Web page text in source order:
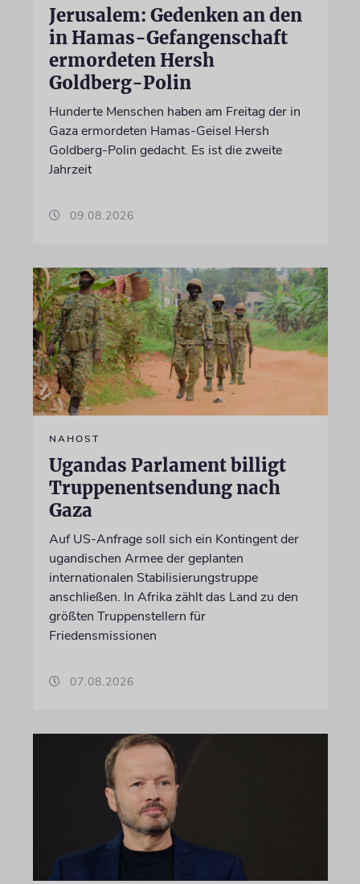
Jerusalem: Gedenken an den
in Hamas-Gefangenschaft
ermordeten Hersh
Goldberg-Polin
Hunderte Menschen haben am Freitag der in
Gaza ermordeten Hamas-Geisel Hersh
Goldberg-Polin gedacht. Es ist die zweite
Jahrzeit
09.08.2026
NAHOST
Ugandas Parlament billigt
Truppenentsendung nach
Gaza
Auf US-Anfrage soll sich ein Kontingent der
ugandischen Armee der geplanten
internationalen Stabilisierungstruppe
anschließen. In Afrika zählt das Land zu den
größten Truppenstellern für
Friedensmissionen
07.08.2026